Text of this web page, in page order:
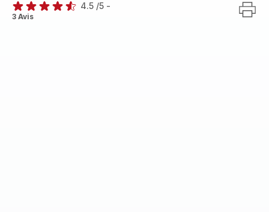
ratings.4.5
4.5 /5 -
3 Avis